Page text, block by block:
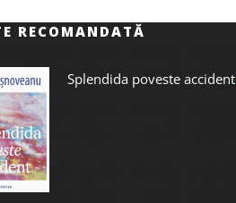
RECOMANDATĂ
Splendida poveste accident